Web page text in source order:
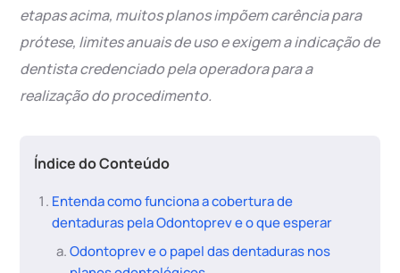
etapas acima, muitos planos impõem carência para
prótese, limites anuais de uso e exigem a indicação de
dentista credenciado pela operadora para a
realização do procedimento.
Índice do Conteúdo
Entenda como funciona a cobertura de
dentaduras pela Odontoprev e o que esperar
Odontoprev e o papel das dentaduras nos